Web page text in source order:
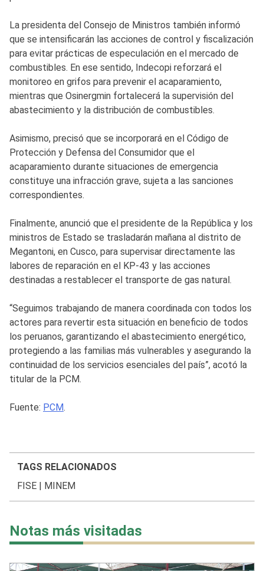
La presidenta del Consejo de Ministros también informó
que se intensificarán las acciones de control y fiscalización
para evitar prácticas de especulación en el mercado de
combustibles. En ese sentido, Indecopi reforzará el
monitoreo en grifos para prevenir el acaparamiento,
mientras que Osinergmin fortalecerá la supervisión del
abastecimiento y la distribución de combustibles.
Asimismo, precisó que se incorporará en el Código de
Protección y Defensa del Consumidor que el
acaparamiento durante situaciones de emergencia
constituye una infracción grave, sujeta a las sanciones
correspondientes.
Finalmente, anunció que el presidente de la República y los
ministros de Estado se trasladarán mañana al distrito de
Megantoni, en Cusco, para supervisar directamente las
labores de reparación en el KP-43 y las acciones
destinadas a restablecer el transporte de gas natural.
“Seguimos trabajando de manera coordinada con todos los
actores para revertir esta situación en beneficio de todos
los peruanos, garantizando el abastecimiento energético,
protegiendo a las familias más vulnerables y asegurando la
continuidad de los servicios esenciales del país”, acotó la
titular de la PCM.
Fuente: PCM.
TAGS RELACIONADOS
FISE| MINEM
Notas más visitadas